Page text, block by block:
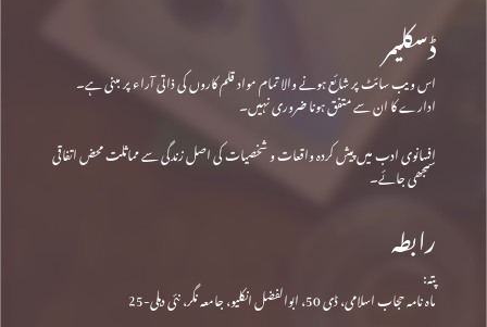
ڈسکلیمر
اس ویب سائٹ پر شائع ہونے والا تمام مواد قلم کاروں کی ذاتی آراء پر مبنی ہے۔
ادارے کا ان سے متفق ہونا ضروری نہیں۔
افسانوی ادب میں پیش کردہ واقعات و شخصیات کی اصل زندگی سے مماثلت محض اتفاقی
سمجھی جائے۔
رابطہ
پتہ:
ماہ نامہ حجاب اسلامی، ڈی 50، ابوالفضل انکلیو، جامعہ نگر، نئی دہلی-25